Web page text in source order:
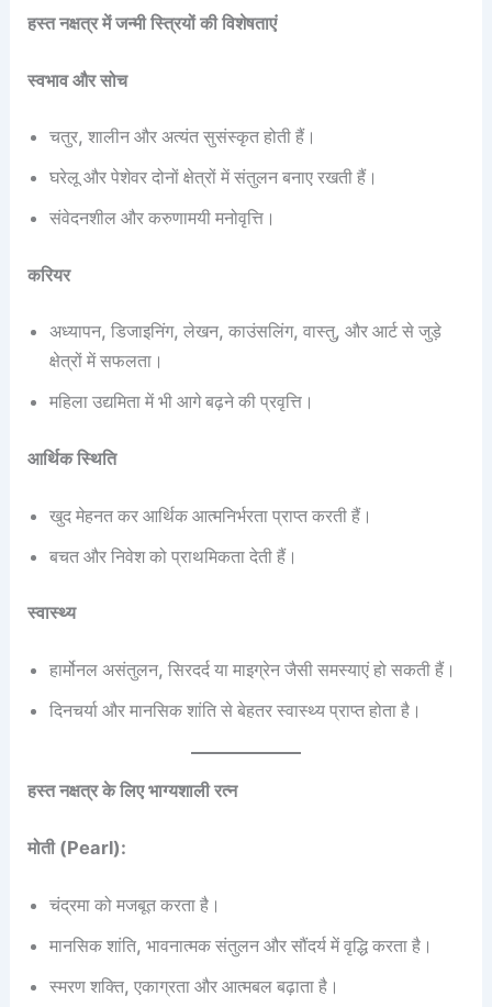
हस्त नक्षत्र में जन्मी स्त्रियों की विशेषताएं
स्वभाव और सोच
चतुर, शालीन और अत्यंत सुसंस्कृत होती हैं।
घरेलू और पेशेवर दोनों क्षेत्रों में संतुलन बनाए रखती हैं।
संवेदनशील और करुणामयी मनोवृत्ति।
करियर
अध्यापन, डिजाइनिंग, लेखन, काउंसलिंग, वास्तु, और आर्ट से जुड़े
क्षेत्रों में सफलता।
महिला उद्यमिता में भी आगे बढ़ने की प्रवृत्ति।
आर्थिक स्थिति
खुद मेहनत कर आर्थिक आत्मनिर्भरता प्राप्त करती हैं।
बचत और निवेश को प्राथमिकता देती हैं।
स्वास्थ्य
हार्मोनल असंतुलन, सिरदर्द या माइग्रेन जैसी समस्याएं हो सकती हैं।
दिनचर्या और मानसिक शांति से बेहतर स्वास्थ्य प्राप्त होता है।
हस्त नक्षत्र के लिए भाग्यशाली रत्न
मोती (Pearl):
चंद्रमा को मजबूत करता है।
मानसिक शांति, भावनात्मक संतुलन और सौंदर्य में वृद्धि करता है।
स्मरण शक्ति, एकाग्रता और आत्मबल बढ़ाता है।